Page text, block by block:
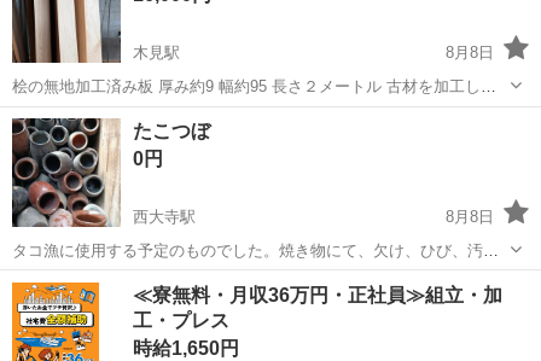
木見駅
8月8日
桧の無地加工済み板 厚み約9 幅約95 長さ２メートル 古材を加工した
ので完璧を求める方はご遠慮ください
岡山 倉敷市
たこつぼ
0円
西大寺駅
8月8日
タコ漁に使用する予定のものでした。焼き物にて、欠け、ひび、汚れ
あります。50個くらいあります。直径15cm,高さ26cm,重さ1kgくら
い。 実家にあるので、たくさん必要ならそちらに引き取りが有難い。
岡山 岡山市 西大寺駅 その他
≪寮無料・月収36万円・正社員≫組立・加
工・プレス
時給1,650円